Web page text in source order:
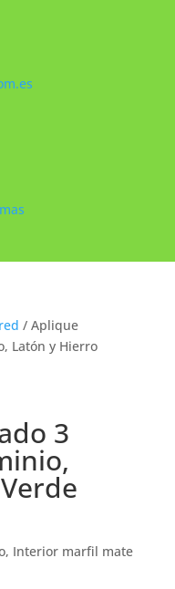
/ Aplique
Latón y Hierro
3
Interior marfil mate